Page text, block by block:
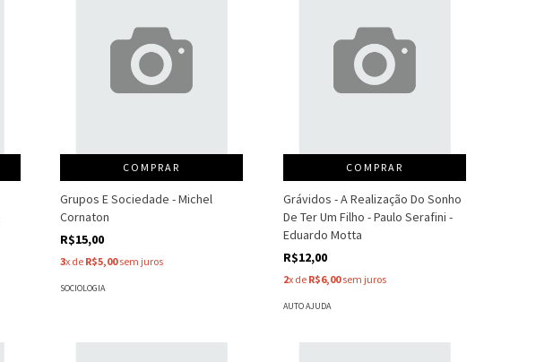
COMPRAR
Grupos E Sociedade - Michel
Cornaton
R$15,00
3x de R$5,00sem juros
SOCIOLOGIA
COMPRAR
Grávidos - A Realização Do Sonho
De Ter Um Filho - Paulo Serafini -
Eduardo Motta
R$12,00
2x de R$6,00sem juros
AUTO AJUDA